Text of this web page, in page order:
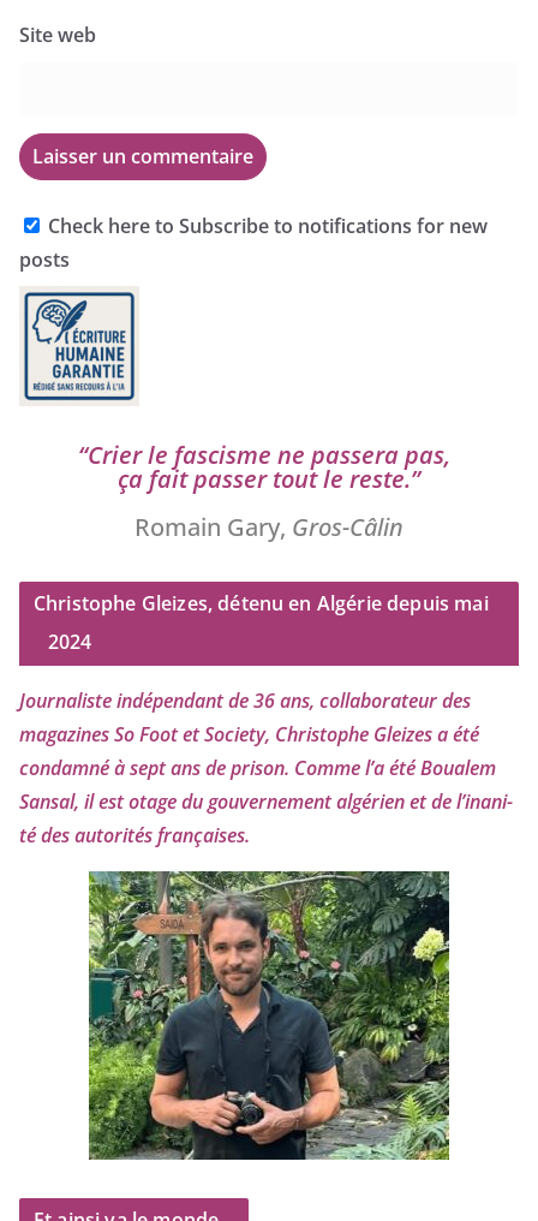
Site web
Check here to Subscribe to notifications for new
posts
“Crier le fas­cisme ne pas­se­ra pas,
ça fait pas­ser tout le reste.”
Romain Gary, Gros-Câlin
Christophe Gleizes, détenu en Algérie depuis mai
2024
Journaliste indé­pen­dant de36ans, col­la­bo­ra­teur des
maga­zines So Foot et Society, Christophe Gleizesa été
condam­né à sept ans de pri­son. Comme l’a été Boualem
Sansal, il est otage du gou­ver­ne­ment algé­rien et de l’i­na­ni­
té des auto­ri­tés françaises.